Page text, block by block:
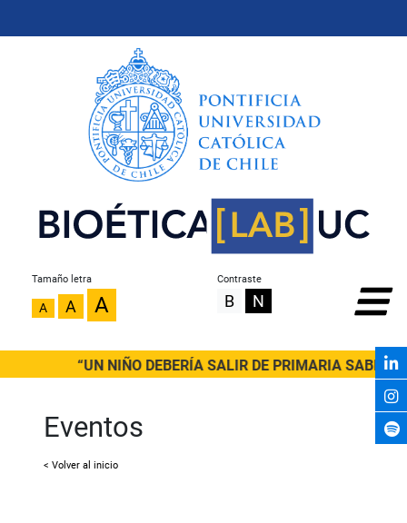
Tamaño letra
A A A
Contraste
B N
“UN NIÑO DEBERÍA SALIR DE PRIMARIA
Eventos
< Volver al inicio